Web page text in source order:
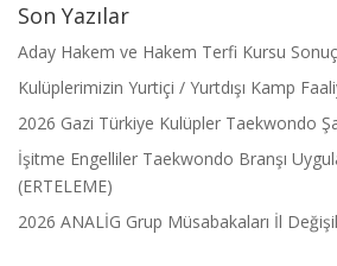
Son Yazılar
Aday Hakem ve Hakem Terfi Kursu
Kulüplerimizin Yurtiçi / Yurtdışı Kamp
2026 Gazi Türkiye Kulüpler Taekwondo
İşitme Engelliler Taekwondo Branşı
(ERTELEME)
2026 ANALİG Grup Müsabakaları İl